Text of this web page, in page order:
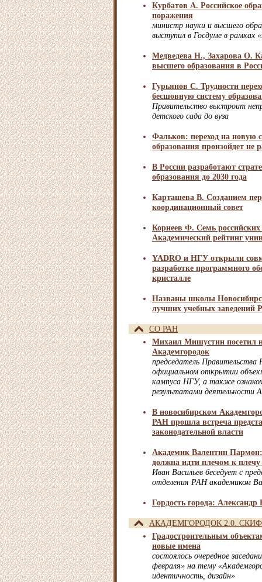
Курбатов А. Российское
поражения
министр науки и высшего
выступил в Госдуме в рамках
Медведева Н., Захарова О.
высшего образования в
Гурьянов С. Трудности
бесшовную систему
Правительство выстроит
детского сада до вуза
Фальков: переход на новую
образования произойдет не
В России разработают
образования до 2030 года
Карташева В. Созданием
координационный совет
Корнеев Ф. Семь
Академический рейтинг
YADRO и НГУ открыли
разработке программного
кристалле
Названы школы
лучших учебных заведений
СО РАН
Михаил Мишустин посетил
Академгородок
председатель Правительства
официальном открытии
кампуса НГУ, а также
результатами деятельности
В новосибирском
РАН прошла встреча
законодательной власти
Академик Валентин
должна идти плечом к
Иван Васильев беседует с
отделения РАН академиком
Гордость города:
АКАДЕМГОРОДОК 2.0.
Градостроительным
новые имена
состоялось очередное
февраля» на тему
идентичность, дизайн»